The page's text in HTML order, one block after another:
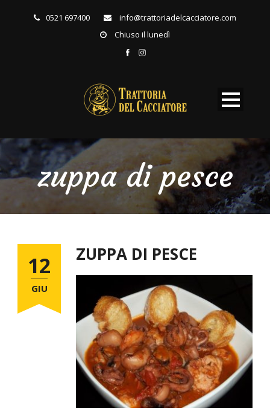
0521 697400
info@trattoriadelcacciatore.com
Chiuso il lunedì
zuppa di pesce
12
GIU
ZUPPA DI PESCE